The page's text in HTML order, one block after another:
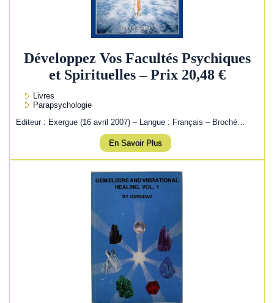
Développez Vos Facultés Psychiques
et Spirituelles – Prix 20,48 €
Livres
Parapsychologie
Editeur : Exergue (16 avril 2007) – Langue : Français – Broché…
En Savoir Plus